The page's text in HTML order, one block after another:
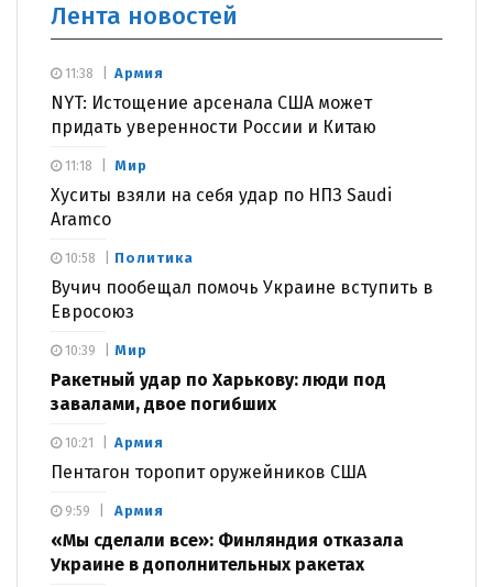
Лента новостей
Армия
NYT: Истощение арсенала США может
придать уверенности России и Китаю
11:38
Мир
Хуситы взяли на себя удар по НПЗ Saudi
Aramco
11:18
Политика
Вучич пообещал помочь Украине вступить в
Евросоюз
10:58
Мир
Ракетный удар по Харькову: люди под
завалами, двое погибших
10:39
Армия
Пентагон торопит оружейников США
10:21
Армия
«Мы сделали все»: Финляндия отказала
Украине в дополнительных ракетах
9:59